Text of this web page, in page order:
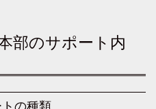
部のサポート内
の種類